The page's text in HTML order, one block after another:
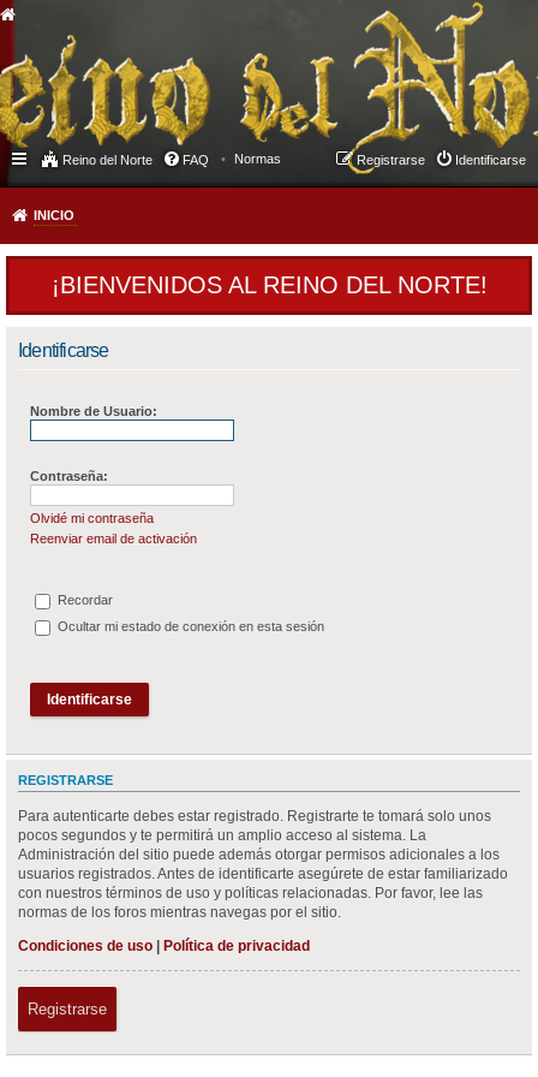
Reino del Norte FAQ Normas Identificarse
Registrarse
INICIO
¡BIENVENIDOS AL REINO DEL NORTE!
Identificarse
Nombre de Usuario:
Contraseña:
Olvidé mi contraseña
Reenviar email de activación
Recordar
Ocultar mi estado de conexión en esta sesión
REGISTRARSE
Para autenticarte debes estar registrado. Registrarte te tomará solo unos
pocos segundos y te permitirá un amplio acceso al sistema. La
Administración del sitio puede además otorgar permisos adicionales a los
usuarios registrados. Antes de identificarte asegúrete de estar familiarizado
con nuestros términos de uso y políticas relacionadas. Por favor, lee las
normas de los foros mientras navegas por el sitio.
Condiciones de uso
Política de privacidad
Registrarse